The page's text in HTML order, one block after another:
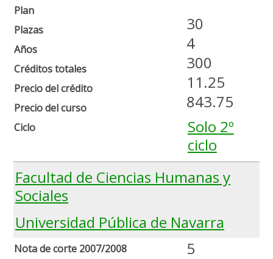
Plan
Plazas
Años
Créditos totales
Precio del crédito
Precio del curso
Ciclo
30
4
300
11.25
843.75
Solo 2º
ciclo
Facultad de Ciencias Humanas y
Sociales
Universidad Pública de Navarra
Nota de corte 2007/2008
5